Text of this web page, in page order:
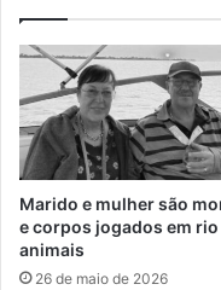
Marido e mulher são
e corpos jogados em rio
animais
26 de maio de 2026